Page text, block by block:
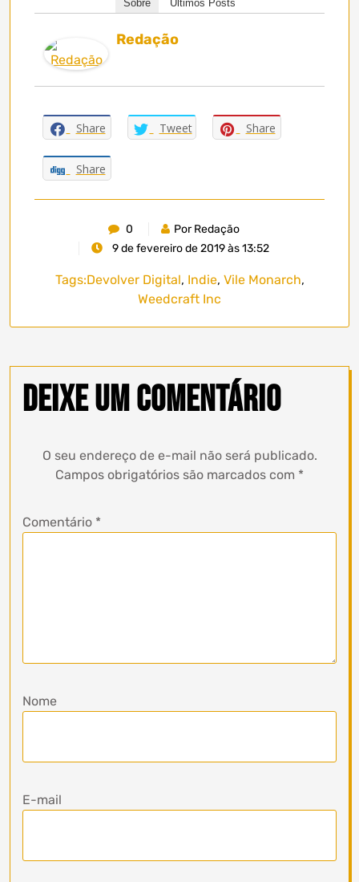
Sobre Últimos Posts
Redação
Share Tweet Share
Share
0
Por Redação
9 de fevereiro de 2019 às 13:52
Tags:Devolver Digital, Indie, Vile Monarch,
Weedcraft Inc
Deixe um comentário
O seu endereço de e-mail não será publicado.
Campos obrigatórios são marcados com *
Comentário *
Nome
E-mail